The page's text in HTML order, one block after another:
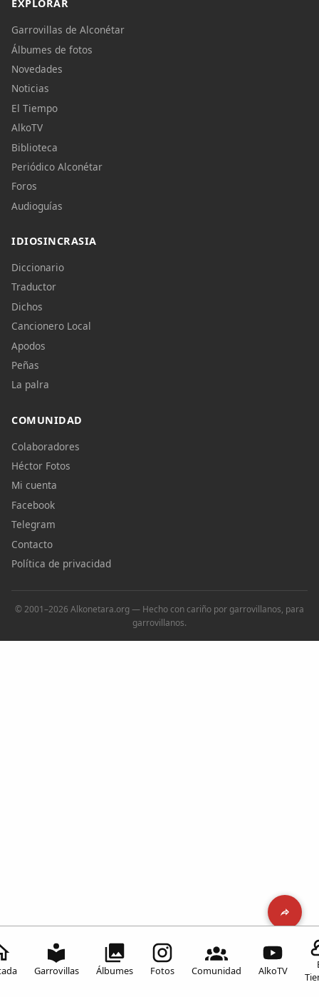
Garrovillas Álbumes Fotos Comunidad AlkoTV
EXPLORAR
Garrovillas de Alconétar
Álbumes de fotos
Novedades
Noticias
El Tiempo
AlkoTV
Biblioteca
Periódico Alconétar
Foros
Audioguías
IDIOSINCRASIA
Diccionario
Traductor
Dichos
Cancionero Local
Apodos
Peñas
La palra
COMUNIDAD
Colaboradores
Héctor Fotos
Mi cuenta
Facebook
Telegram
Contacto
Política de privacidad
© 2001–2026 Alkonetara.org — Hecho con cariño por garrovillanos, para
garrovillanos.